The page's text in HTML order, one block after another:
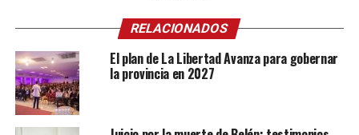
RELACIONADOS
El plan de La Libertad Avanza para gobernar
la provincia en 2027